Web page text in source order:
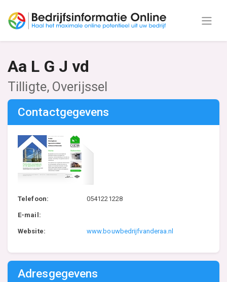
Aa L G J vd
Tilligte, Overijssel
Contactgegevens
Telefoon: 0541221228
E-mail:
Website: www.bouwbedrijfvanderaa.nl
Adresgegevens